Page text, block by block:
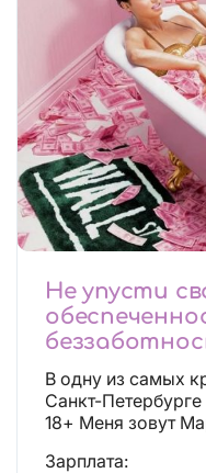
Не упусти
будет уже
Лучшие
В одну из самых
Санкт-
18+ Меня зовут
Зарплата: